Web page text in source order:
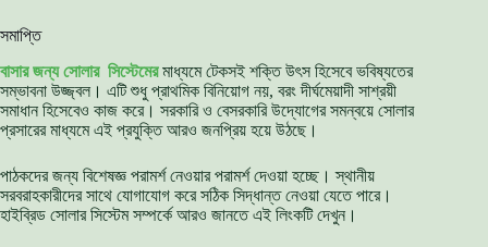
সমাপ্তি
বাসার জন্য সোলার সিস্টেমেরমাধ্যমে টেকসই শক্তি উৎস হিসেবে ভবিষ্যতের
সম্ভাবনা উজ্জ্বল। এটি শুধু প্রাথমিক বিনিয়োগ নয়, বরং দীর্ঘমেয়াদী সাশ্রয়ী
সমাধান হিসেবেও কাজ করে। সরকারি ও বেসরকারি উদ্যোগের সমন্বয়ে সোলার
প্রসারের মাধ্যমে এই প্রযুক্তি আরও জনপ্রিয় হয়ে উঠছে।
পাঠকদের জন্য বিশেষজ্ঞ পরামর্শ নেওয়ার পরামর্শ দেওয়া হচ্ছে। স্থানীয়
সরবরাহকারীদের সাথে যোগাযোগ করে সঠিক সিদ্ধান্ত নেওয়া যেতে পারে।
হাইব্রিড সোলার সিস্টেম সম্পর্কে আরও জানতে এই লিংকটি দেখুন।